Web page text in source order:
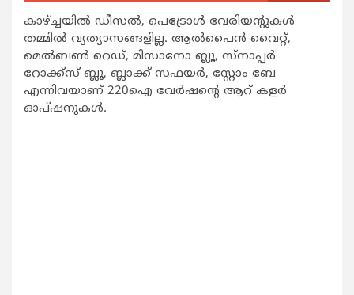
കാഴ്ച്ചയില്‍ ഡീസല്‍, പെട്രോള്‍ വേരിയന്റുകള്‍
തമ്മില്‍ വ്യത്യാസങ്ങളില്ല. ആല്‍പൈന്‍ വൈറ്റ്,
മെല്‍ബണ്‍ റെഡ്, മിസാനോ ബ്ലൂ, സ്‌നാപ്പര്‍
റോക്ക്‌സ് ബ്ലൂ, ബ്ലാക്ക് സഫയര്‍, സ്റ്റോം ബേ
എന്നിവയാണ് 220ഐ വേര്‍ഷന്റെ ആറ് കളര്‍
ഓപ്ഷനുകള്‍.